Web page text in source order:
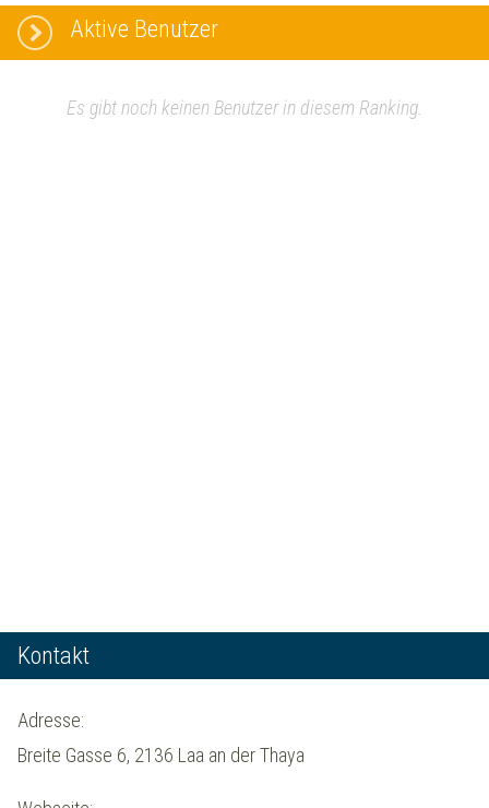
Aktive Benutzer
Es gibt noch keinen Benutzer in diesem Ranking.
Kontakt
Adresse:
Breite Gasse 6, 2136 Laa an der Thaya